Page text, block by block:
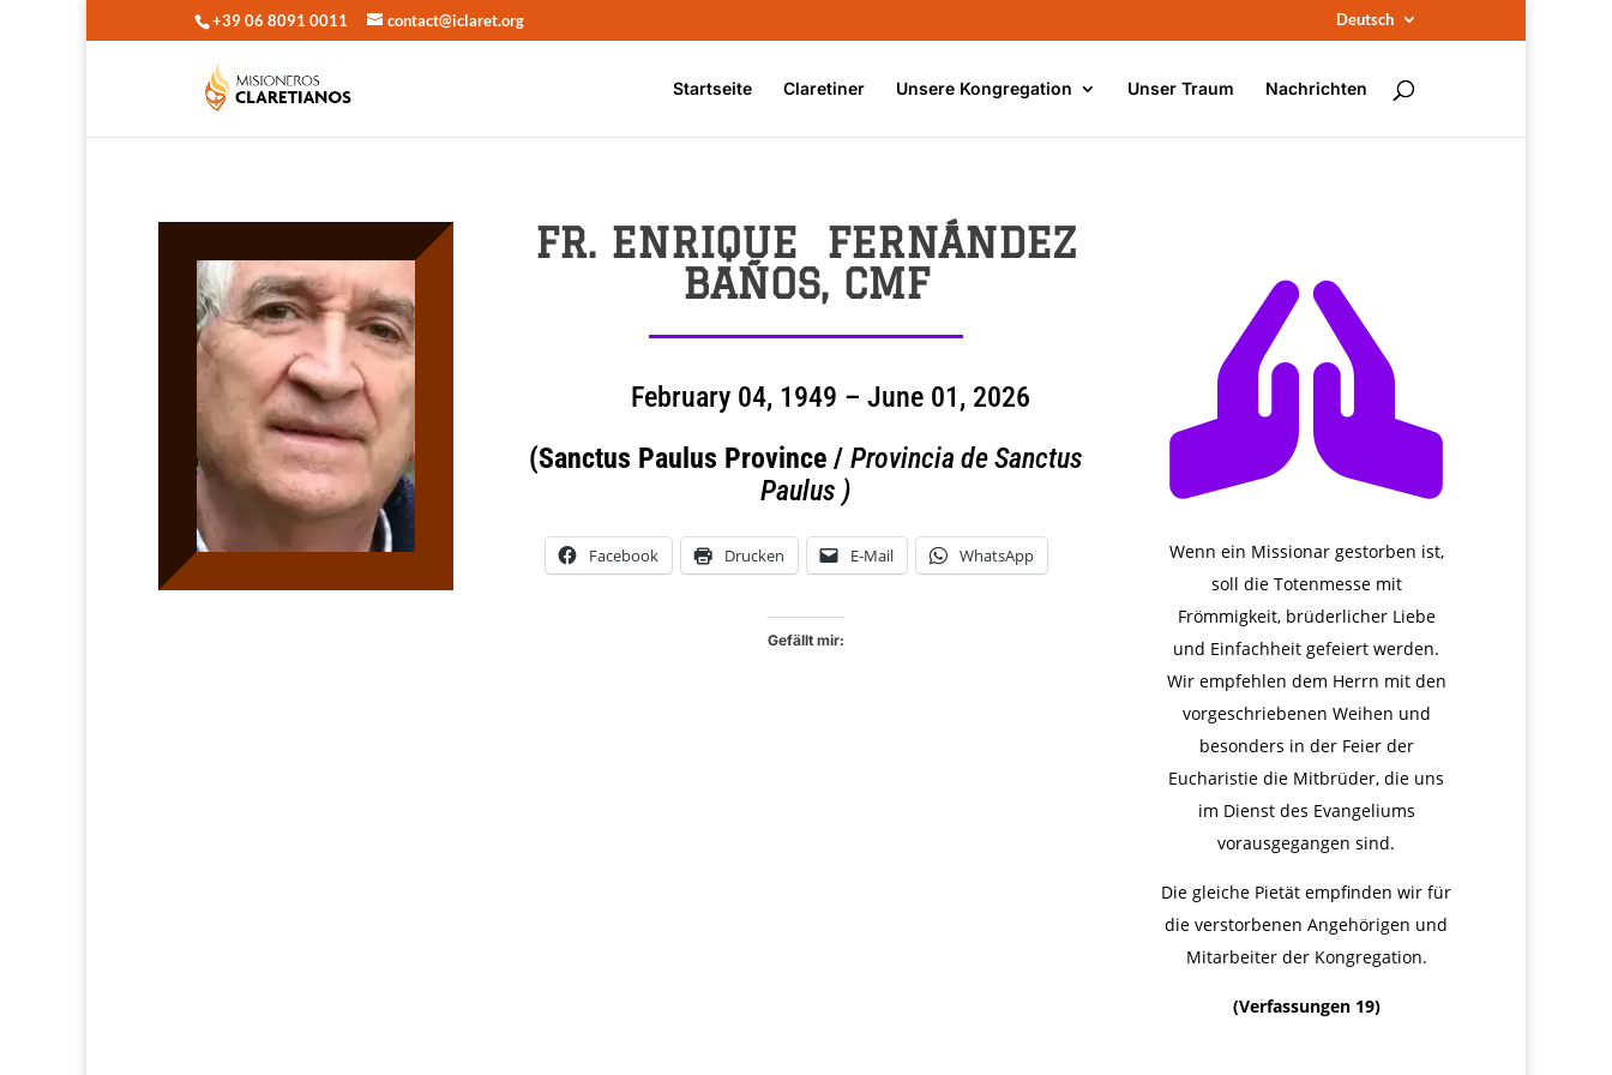
+39 06 8091 0011 contact@iclaret.org Deutsch
Startseite Claretiner Unsere Kongregation Unser Traum Nachrichten
FR. ENRIQUE FERNÁNDEZ
BAÑOS, CMF
February 04, 1949 – June 01, 2026
(Sanctus Paulus Province / Provincia de Sanctus
Paulus )
Facebook Drucken E-Mail WhatsApp
Gefällt mir:

Wenn ein Missionar gestorben ist,
soll die Totenmesse mit
Frömmigkeit, brüderlicher Liebe
und Einfachheit gefeiert werden.
Wir empfehlen dem Herrn mit den
vorgeschriebenen Weihen und
besonders in der Feier der
Eucharistie die Mitbrüder, die uns
im Dienst des Evangeliums
vorausgegangen sind.
Die gleiche Pietät empfinden wir für
die verstorbenen Angehörigen und
Mitarbeiter der Kongregation.
(Verfassungen 19)